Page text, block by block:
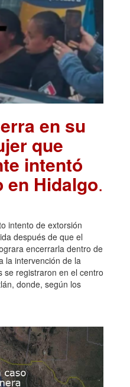
en su
que
intentó
Hidalgo.
intento de extorsión
después de que el
encerrarla dentro de
la intervención de la
se registraron en el centro
donde, según los